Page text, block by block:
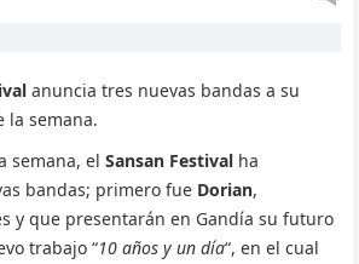
anuncia tres nuevas bandas a su
la semana.
semana, el Sansan Festival ha
bandas; primero fue Dorian,
y que presentarán en Gandía su futuro
trabajo “10 años y un día“, en el cual